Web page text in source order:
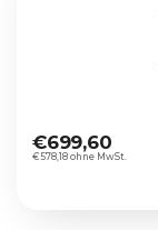
€578,18 ohne MwSt.
€699,60